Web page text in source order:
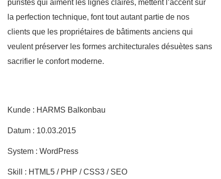
puristes qui aiment les lignes claires, mettent l’accent sur
la perfection technique, font tout autant partie de nos
clients que les propriétaires de bâtiments anciens qui
veulent préserver les formes architecturales désuètes sans
sacrifier le confort moderne.
Kunde : HARMS Balkonbau
Datum : 10.03.2015
System : WordPress
Skill : HTML5 / PHP / CSS3 / SEO